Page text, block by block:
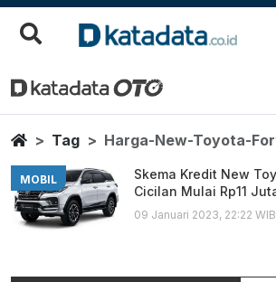
Harga New Toyota
Berita Terbaru
HomeTag Harga-New-Toyota-
MOBIL
Skema Kredit New
Cicilan Mulai Rp11
09 Januari 2023, 22:22 WIB